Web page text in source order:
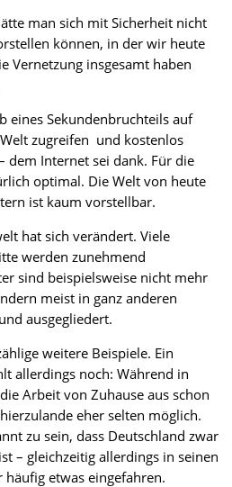
man sich mit Sicherheit nicht
können, in der wir heute
Vernetzung insgesamt haben
eines Sekundenbruchteils auf
zugreifen und kostenlos
dem Internet sei dank. Für die
optimal. Die Welt von heute
ist kaum vorstellbar.
hat sich verändert. Viele
werden zunehmend
sind beispielsweise nicht mehr
meist in ganz anderen
ausgegliedert.
weitere Beispiele. Ein
allerdings noch: Während in
Arbeit von Zuhause aus schon
eher selten möglich.
zu sein, dass Deutschland zwar
– gleichzeitig allerdings in seinen
etwas eingefahren.